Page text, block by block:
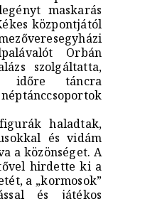
maskarás
központjától
Orbán
szolgáltatta,
időre táncra
haladtak,
és vidám
a közönséget. A
hirdette ki a
a „kormosok”
és játékos